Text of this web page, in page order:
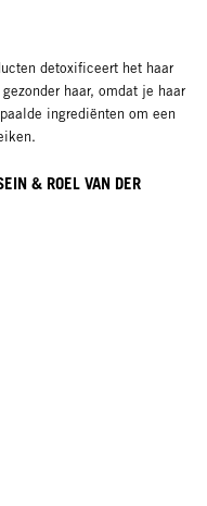
detoxificeert het haar
haar, omdat je haar
ingrediënten om een
& ROEL VAN DER